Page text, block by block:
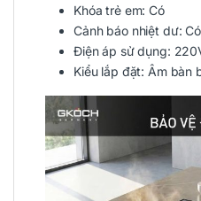
Khóa trẻ em: Có
Cảnh báo nhiệt dư: Có
Điện áp sử dụng:
Kiểu lắp đặt: Âm bàn